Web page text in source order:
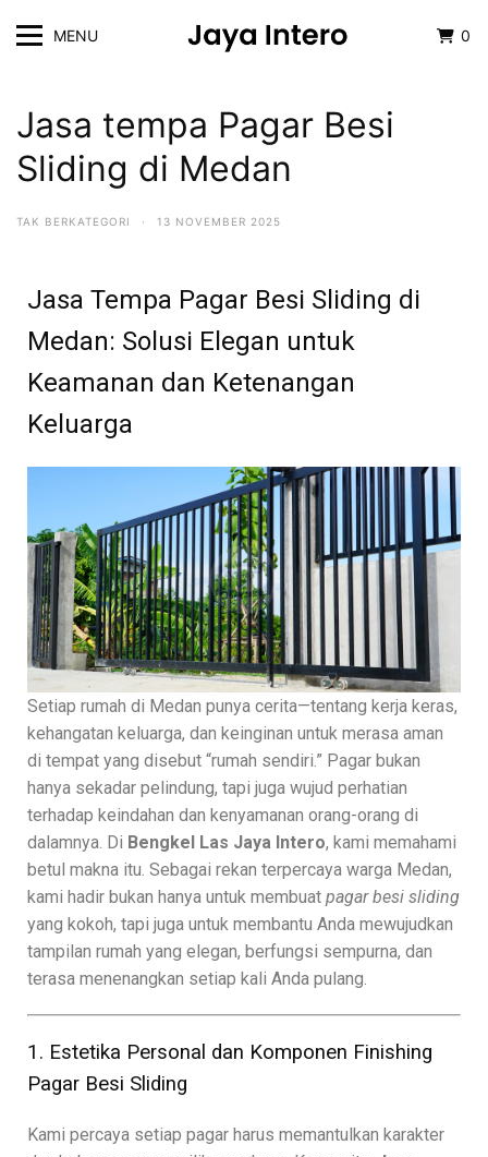
MENU 0
Jasa tempa Pagar Besi
Sliding di Medan
TAK BERKATEGORI · 13 NOVEMBER 2025
Jasa Tempa Pagar Besi Sliding di
Medan: Solusi Elegan untuk
Keamanan dan Ketenangan
Keluarga
Setiap rumah di Medan punya cerita—tentang kerja keras,
kehangatan keluarga, dan keinginan untuk merasa aman
di tempat yang disebut “rumah sendiri.” Pagar bukan
hanya sekadar pelindung, tapi juga wujud perhatian
terhadap keindahan dan kenyamanan orang-orang di
dalamnya. Di Bengkel Las Jaya Intero, kami memahami
betul makna itu. Sebagai rekan terpercaya warga Medan,
kami hadir bukan hanya untuk membuat pagar besi sliding
yang kokoh, tapi juga untuk membantu Anda mewujudkan
tampilan rumah yang elegan, berfungsi sempurna, dan
terasa menenangkan setiap kali Anda pulang.
1. Estetika Personal dan Komponen Finishing
Pagar Besi Sliding
Kami percaya setiap pagar harus memantulkan karakter